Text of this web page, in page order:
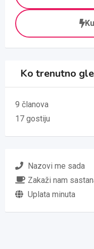
Ko trenutno
9 članova
17 gostiju
Nazovi me sada
Zakaži nam
Uplata minuta